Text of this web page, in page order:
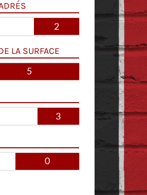
2
LA SURFACE
5
3
0